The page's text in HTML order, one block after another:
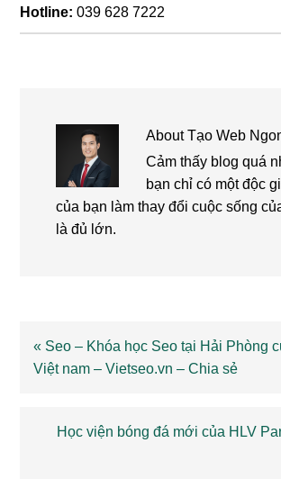
Hotline: 039 628 7222
AboutTạo Web
Cảm thấy blog quá
bạn chỉ có một độc
của bạn làm thay đổi cuộc sống
là đủ lớn.
Previous
Post:
« Seo – Khóa học Seo tại Hải Phòng
Việt nam – Vietseo.vn – Chia sẻ
Next
Học viện bóng đá mới của HLV